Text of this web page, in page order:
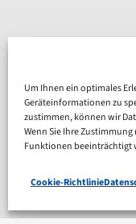
Um Ihnen ein optimales
Geräteinformationen zu
zustimmen, können wir
Wenn Sie Ihre
Funktionen beeinträchtigt
Cookie-Richtlinie